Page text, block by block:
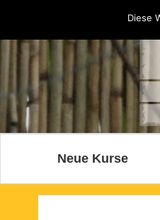
Neue Kurse
Diese